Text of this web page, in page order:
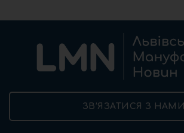
ЗВ’ЯЗАТИСЯ З НАМИ